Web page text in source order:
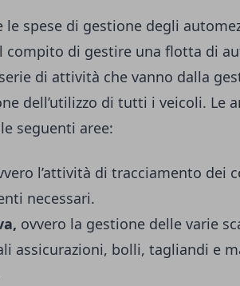
le spese di gestione degli
compito di gestire una flotta di
di attività che vanno dalla
dell’utilizzo di tutti i veicoli. Le
seguenti aree:
l’attività di tracciamento dei
necessari.
ovvero la gestione delle varie
assicurazioni, bolli, tagliandi e